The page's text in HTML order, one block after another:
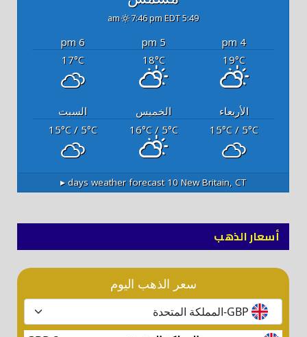
5:49 am
7:46 pm EDT
4 pm
5 pm
6 pm
19°C
18°C
17°C
الأربعاء الخميس
السبت
15°C / 5°C
16°C/ 5°C
15°C/ 5°C
New Britain, CT
أسعار الذهب